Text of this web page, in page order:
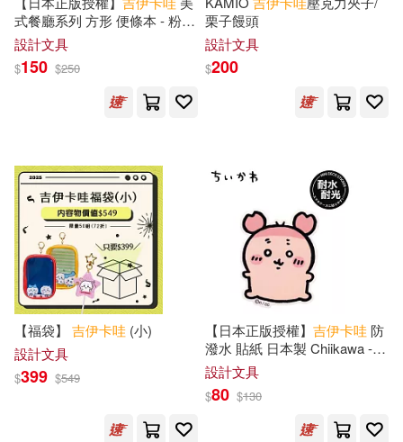
式餐廳系列 方形 便條本 - 粉色
款
設計文具
$150 $250
栗子饅頭
設計文具
$200
【福袋】 吉伊卡哇 (小)
設計文具
$399 $549
【日本正版授權】 吉伊卡哇 防
潑水 貼紙 日本製 Chiikawa -
古本屋
設計文具
$80 $130